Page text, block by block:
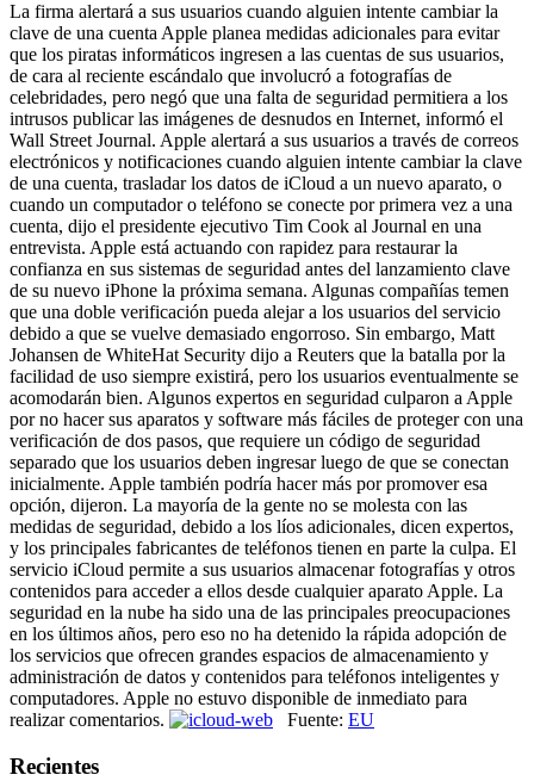
La firma alertará a sus usuarios cuando alguien intente cambiar la
clave de una cuenta Apple planea medidas adicionales para evitar
que los piratas informáticos ingresen a las cuentas de sus usuarios,
de cara al reciente escándalo que involucró a fotografías de
celebridades, pero negó que una falta de seguridad permitiera a los
intrusos publicar las imágenes de desnudos en Internet, informó el
Wall Street Journal. Apple alertará a sus usuarios a través de correos
electrónicos y notificaciones cuando alguien intente cambiar la clave
de una cuenta, trasladar los datos de iCloud a un nuevo aparato, o
cuando un computador o teléfono se conecte por primera vez a una
cuenta, dijo el presidente ejecutivo Tim Cook al Journal en una
entrevista. Apple está actuando con rapidez para restaurar la
confianza en sus sistemas de seguridad antes del lanzamiento clave
de su nuevo iPhone la próxima semana. Algunas compañías temen
que una doble verificación pueda alejar a los usuarios del servicio
debido a que se vuelve demasiado engorroso. Sin embargo, Matt
Johansen de WhiteHat Security dijo a Reuters que la batalla por la
facilidad de uso siempre existirá, pero los usuarios eventualmente se
acomodarán bien. Algunos expertos en seguridad culparon a Apple
por no hacer sus aparatos y software más fáciles de proteger con una
verificación de dos pasos, que requiere un código de seguridad
separado que los usuarios deben ingresar luego de que se conectan
inicialmente. Apple también podría hacer más por promover esa
opción, dijeron. La mayoría de la gente no se molesta con las
medidas de seguridad, debido a los líos adicionales, dicen expertos,
y los principales fabricantes de teléfonos tienen en parte la culpa. El
servicio iCloud permite a sus usuarios almacenar fotografías y otros
contenidos para acceder a ellos desde cualquier aparato Apple. La
seguridad en la nube ha sido una de las principales preocupaciones
en los últimos años, pero eso no ha detenido la rápida adopción de
los servicios que ofrecen grandes espacios de almacenamiento y
administración de datos y contenidos para teléfonos inteligentes y
computadores. Apple no estuvo disponible de inmediato para
realizar comentarios.
Fuente: EU
Recientes